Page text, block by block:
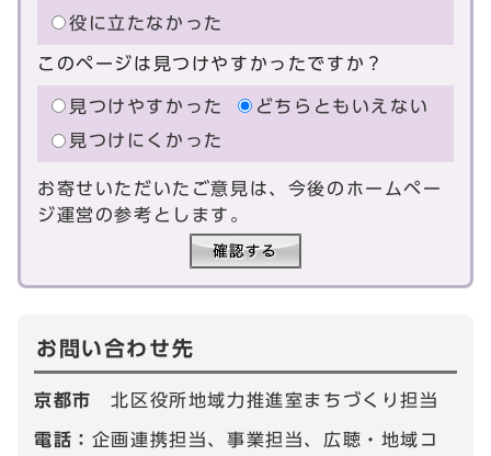
役に立たなかった
このページは見つけやすかったですか？
見つけやすかった
どちらともいえない
見つけにくかった
お寄せいただいたご意見は、今後のホームペー
ジ運営の参考とします。
お問い合わせ先
京都市北区役所地域力推進室まちづくり担当
電話： 企画連携担当、事業担当、広聴・地域コ